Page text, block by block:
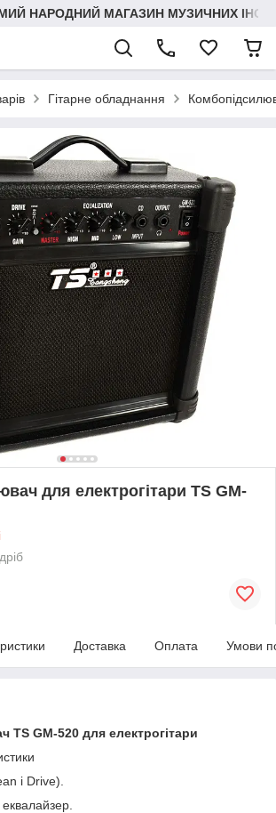
НАРОДНИЙ МАГАЗИН МУЗИЧНИХ
Гітарне обладнання
для електрогітари TS GM-
Доставка Оплата Умови
TS GM-520 для електрогітари
і Drive).